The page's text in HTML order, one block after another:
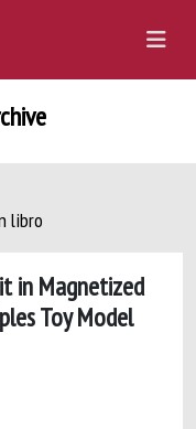
libro
in Magnetized
Toy Model